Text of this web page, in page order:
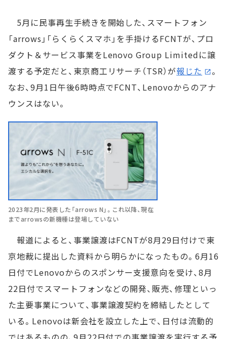
5月に民事再生手続きを開始した、スマートフォン
「arrows」「らくらくスマホ」を手掛けるFCNTが、プロ
ダクト＆サービス事業をLenovo Group Limitedに譲
渡する予定だと、東京商工リサーチ（TSR）が報じた
。
なお、9月1日午後6時時点でFCNT、Lenovoからのアナ
ウンスはない。
2023年2月に発表した「arrows N」。これ以降、現在
までarrowsの新機種は登場していない
報道によると、事業譲渡はFCNTが8月29日付けで東
京地裁に提出した資料から明らかになったもの。6月16
日付でLenovoからのスポンサー支援意向を受け、8月
22日付でスマートフォンなどの開発、販売、修理といっ
た主要事業について、事業譲渡契約を締結したとして
いる。Lenovoは新会社を設立した上で、日付は流動的